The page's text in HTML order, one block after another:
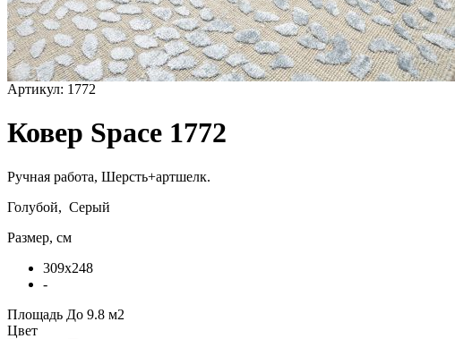
Артикул: 1772
Ковер Space 1772
Ручная работа, Шерсть+артшелк.
Голубой, Серый
Размер, см
309x248
-
Площадь До 9.8 м2
Цвет